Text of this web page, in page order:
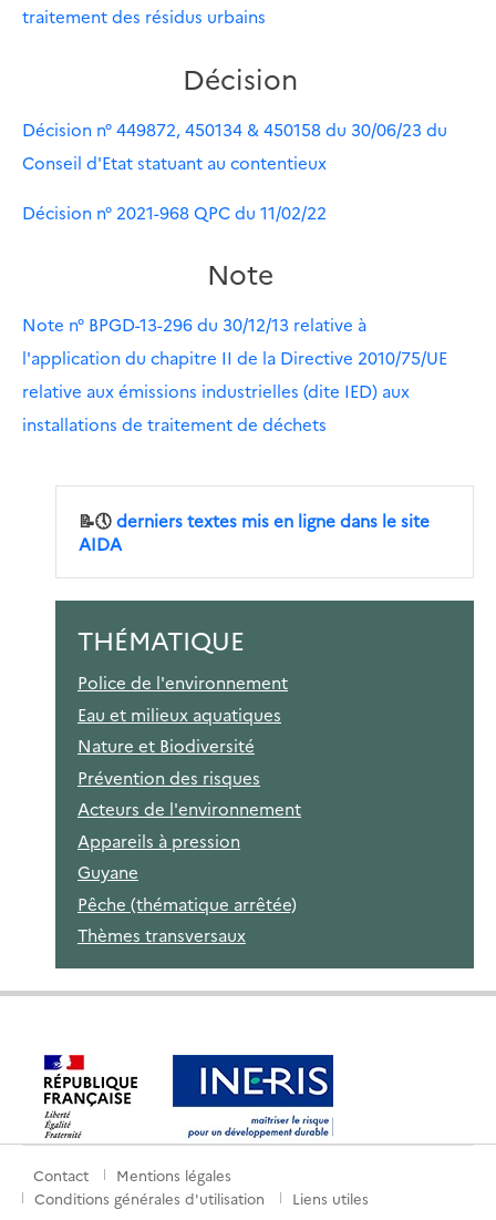
traitement des résidus urbains
Décision
Décision n° 449872, 450134 & 450158 du 30/06/23 du
Conseil d'Etat statuant au contentieux
Décision n° 2021-968 QPC du 11/02/22
Note
Note n° BPGD-13-296 du 30/12/13 relative à
l'application du chapitre II de la Directive 2010/75/UE
relative aux émissions industrielles (dite IED) aux
installations de traitement de déchets
📝🕔derniers textes mis en ligne dans le site
AIDA
THÉMATIQUE
Police de l'environnement
Eau et milieux aquatiques
Nature et Biodiversité
Prévention des risques
Acteurs de l'environnement
Appareils à pression
Guyane
Pêche (thématique arrêtée)
Thèmes transversaux
Menu
Contact
Mentions légales
Conditions générales d'utilisation
Liens utiles